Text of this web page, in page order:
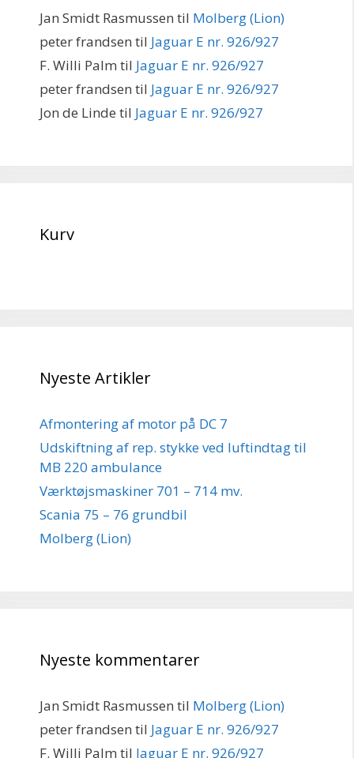
Jan Smidt Rasmussen til Molberg (Lion)
peter frandsen til Jaguar E nr. 926/927
F. Willi Palm til Jaguar E nr. 926/927
peter frandsen til Jaguar E nr. 926/927
Jon de Linde til Jaguar E nr. 926/927
Kurv
Nyeste Artikler
Afmontering af motor på DC 7
Udskiftning af rep. stykke ved luftindtag til
MB 220 ambulance
Værktøjsmaskiner 701 – 714 mv.
Scania 75 – 76 grundbil
Molberg (Lion)
Nyeste kommentarer
Jan Smidt Rasmussen til Molberg (Lion)
peter frandsen til Jaguar E nr. 926/927
F. Willi Palm til Jaguar E nr. 926/927